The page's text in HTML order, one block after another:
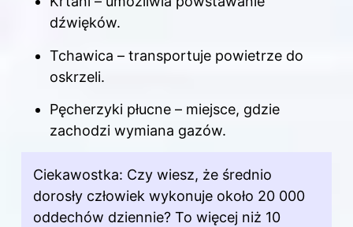
dźwięków.
Tchawica – transportuje powietrze do
oskrzeli.
Pęcherzyki płucne – miejsce, gdzie
zachodzi wymiana gazów.
Ciekawostka: Czy wiesz, że średnio
dorosły człowiek wykonuje około 20 000
oddechów dziennie? To więcej niż 10